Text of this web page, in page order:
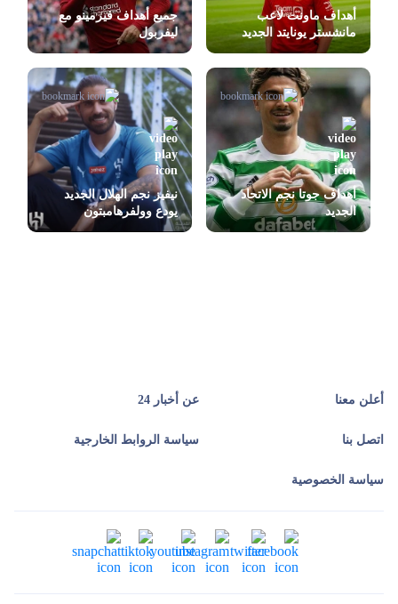
أهداف ماونت لاعب
مانشستر يونايتد الجديد
جميع أهداف فيرمينو مع
ليفربول
أهداف جوتا نجم الاتحاد
الجديد
نيفيز نجم الهلال الجديد
يودع وولفرهامبتون
أعلن معنا عن أخبار 24
اتصل بنا سياسة الروابط الخارجية
سياسة الخصوصية